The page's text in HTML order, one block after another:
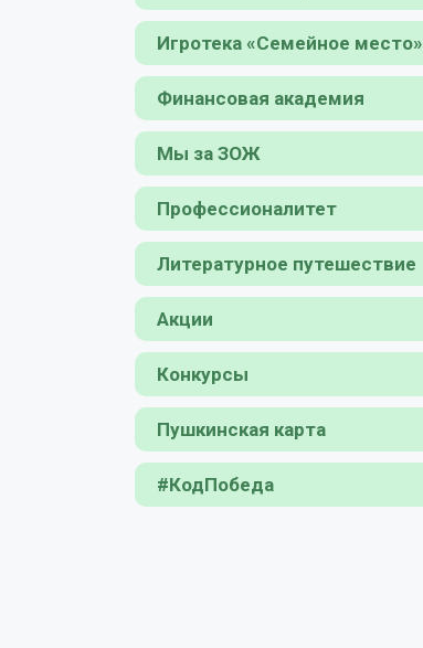
Игротека «Семейное место»
Финансовая академия
Мы за ЗОЖ
Профессионалитет
Литературное путешествие
Акции
Конкурсы
Пушкинская карта
#КодПобеда